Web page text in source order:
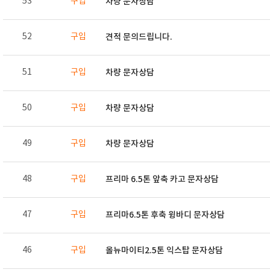
52 구입 견적 문의드립니다.
51 구입 차량 문자상담
50 구입 차량 문자상담
49 구입 차량 문자상담
48 구입 프리마 6.5톤 앞축 카고 문자상담
47 구입 프리마6.5톤 후축 윙바디 문자상담
46 구입 올뉴마이티2.5톤 익스탑 문자상담